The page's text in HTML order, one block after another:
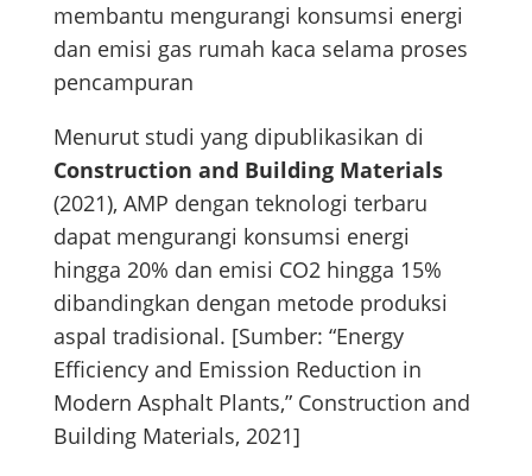
membantu mengurangi konsumsi energi
dan emisi gas rumah kaca selama proses
pencampuran
Menurut studi yang dipublikasikan di
Construction and Building Materials
(2021), AMP dengan teknologi terbaru
dapat mengurangi konsumsi energi
hingga 20% dan emisi CO2 hingga 15%
dibandingkan dengan metode produksi
aspal tradisional. [Sumber: “Energy
Efficiency and Emission Reduction in
Modern Asphalt Plants,” Construction and
Building Materials, 2021]